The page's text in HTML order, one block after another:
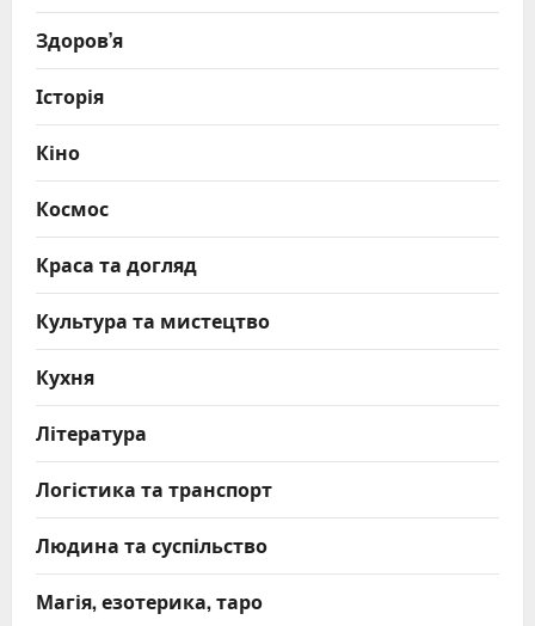
Здоров’я
Історія
Кіно
Космос
Краса та догляд
Культура та мистецтво
Кухня
Література
Логістика та транспорт
Людина та суспільство
Магія, езотерика, таро